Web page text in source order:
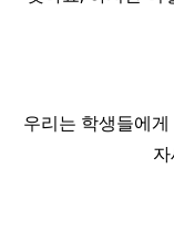
우리는 학생들에